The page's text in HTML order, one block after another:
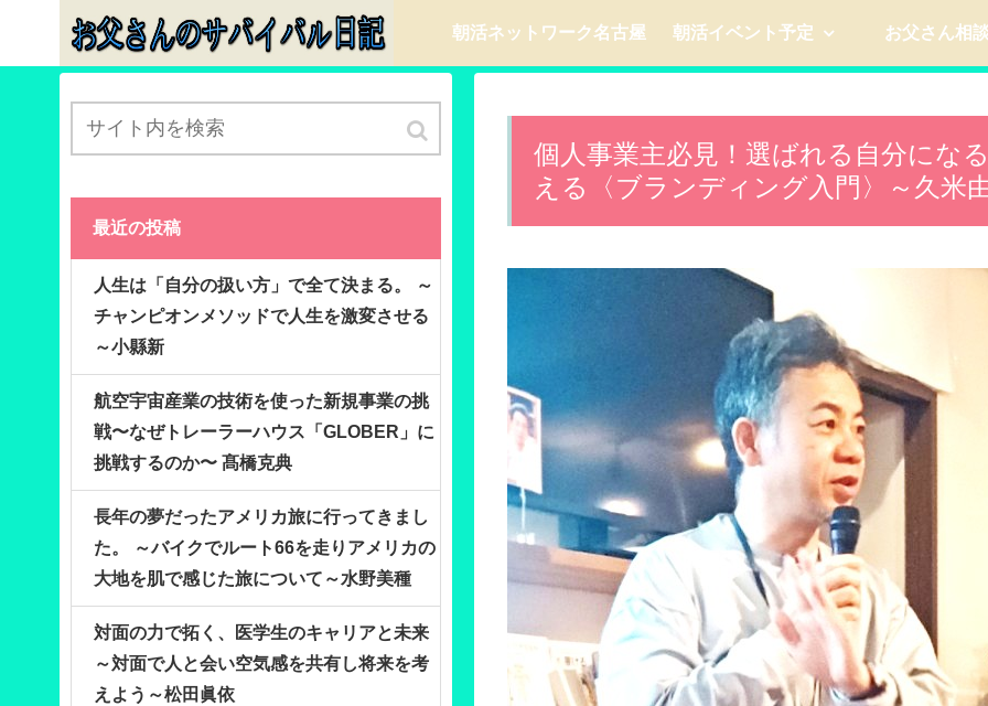
朝活ネットワーク名古屋 朝活イベント予定 お父さん相
個人事業主必見！選ばれる自分にな
える〈ブランディング入門〉～久米
最近の投稿
人生は「自分の扱い方」で全て決まる。 ～
チャンピオンメソッドで人生を激変させる
～小縣新
航空宇宙産業の技術を使った新規事業の挑
戦〜なぜトレーラーハウス「GLOBER」に
挑戦するのか〜 髙橋克典
長年の夢だったアメリカ旅に行ってきまし
た。 ～バイクでルート66を走りアメリカの
大地を肌で感じた旅について～水野美種
対面の力で拓く、医学生のキャリアと未来
～対面で人と会い空気感を共有し将来を考
えよう～松田眞依